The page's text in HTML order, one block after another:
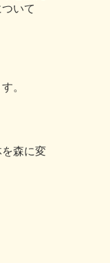
いて
。
森に変